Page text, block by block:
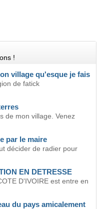
!
village qu'esque je fais
de fatick
de mon village. Venez
par le maire
décider de radier pour
EN DETRESSE
D'IVOIRE est entre en
du pays amicalement